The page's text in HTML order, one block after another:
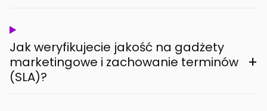
Jak weryfikujecie jakość na gadżety
marketingowe i zachowanie terminów
(SLA)?
+